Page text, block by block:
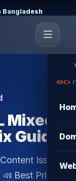
Bangladesh
Guide
Issue
এর Best Price,